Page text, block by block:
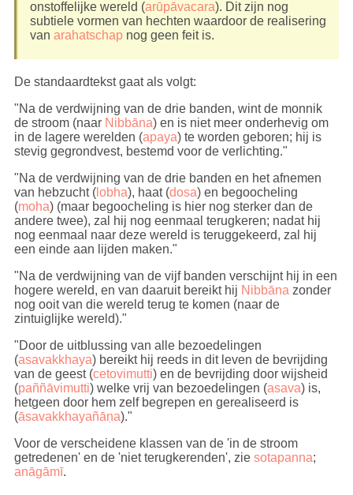
onstoffelijke wereld (arūpāvacara). Dit zijn nog
subtiele vormen van hechten waardoor de realisering
van arahatschapnog geen feit is.
De standaardtekst gaat als volgt:
"Na de verdwijning van de drie banden, wint de monnik
de stroom (naar Nibbāna) en is niet meer onderhevig om
in de lagere werelden (apaya) te worden geboren; hij is
stevig gegrondvest, bestemd voor de verlichting."
"Na de verdwijning van de drie banden en het afnemen
van hebzucht (lobha), haat (dosa) en begoocheling
(moha) (maar begoocheling is hier nog sterker dan de
andere twee), zal hij nog eenmaal terugkeren; nadat hij
nog eenmaal naar deze wereld is teruggekeerd, zal hij
een einde aan lijden maken."
"Na de verdwijning van de vijf banden verschijnt hij in een
hogere wereld, en van daaruit bereikt hij Nibbāna zonder
nog ooit van die wereld terug te komen (naar de
zintuiglijke wereld)."
"Door de uitblussing van alle bezoedelingen
(asavakkhaya) bereikt hij reeds in dit leven de bevrijding
van de geest (cetovimutti) en de bevrijding door wijsheid
(paññāvimutti) welke vrij van bezoedelingen (asava) is,
hetgeen door hem zelf begrepen en gerealiseerd is
(āsavakkhayañāṇa)."
Voor de verscheidene klassen van de 'in de stroom
getredenen' en de 'niet terugkerenden', zie sotapanna;
anāgāmī.